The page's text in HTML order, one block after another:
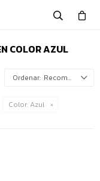
COLOR AZUL
Recomendados
Color: Azul